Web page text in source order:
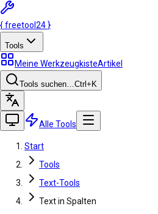
{freetool 24 }
Tools
Meine WerkzeugkisteArtikel
Tools suchen…Ctrl +K
Alle Tools
Start
Tools
Text-Tools
Text in Spalten